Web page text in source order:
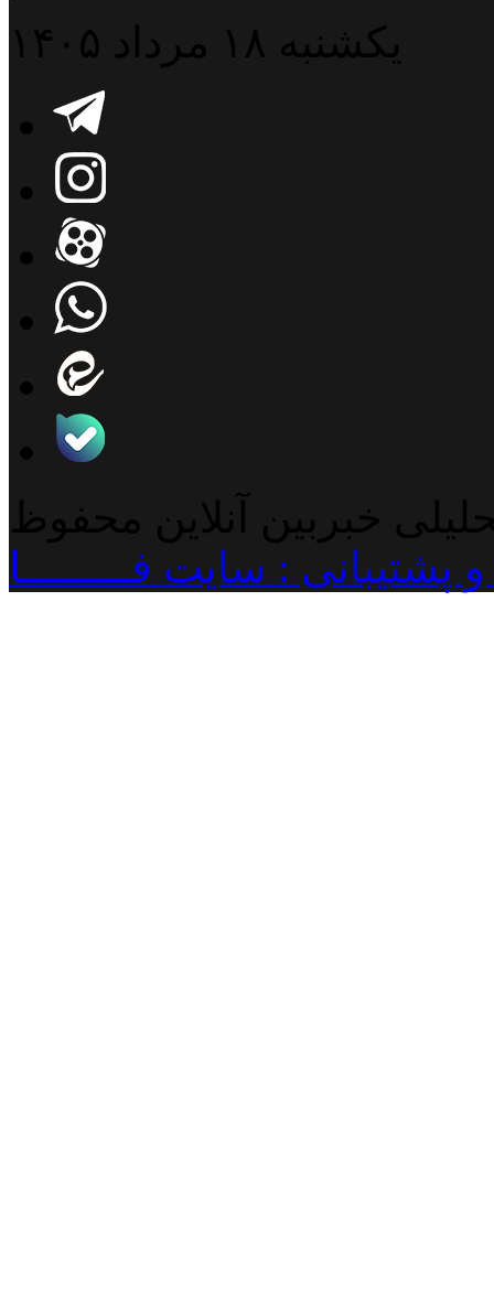
یکشنبه ۱۸ مرداد ۱۴۰۵
خبربین آنلاین محفوظ
: سایت فـــــــــا